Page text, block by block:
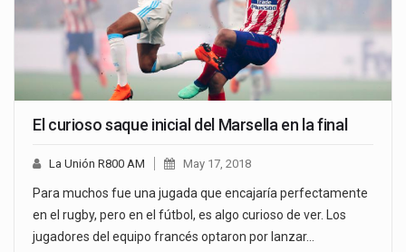
El curioso saque inicial del Marsella en la final
La Unión R800 AM May 17, 2018
Para muchos fue una jugada que encajaría perfectamente
en el rugby, pero en el fútbol, es algo curioso de ver. Los
jugadores del equipo francés optaron por lanzar…